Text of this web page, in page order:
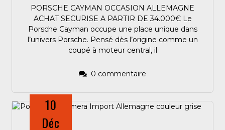
PORSCHE CAYMAN OCCASION ALLEMAGNE
ACHAT SECURISE A PARTIR DE 34.000€ Le
Porsche Cayman occupe une place unique dans
l’univers Porsche. Pensé dès l’origine comme un
coupé à moteur central, il
0 commentaire
10
Déc